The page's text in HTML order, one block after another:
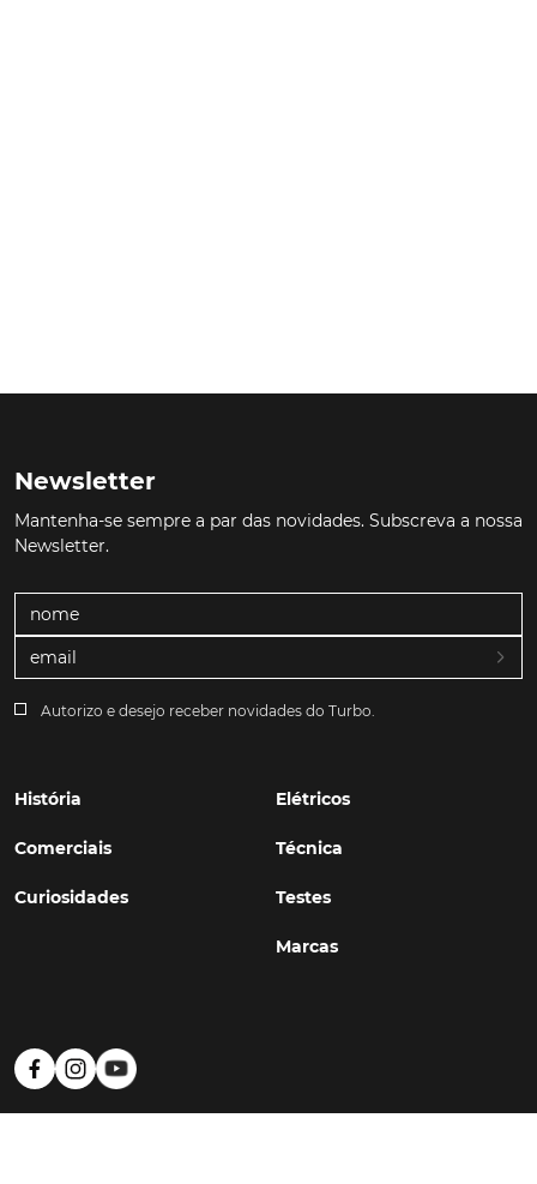
Newsletter
Mantenha-se sempre a par das novidades. Subscreva a nossa
Newsletter.
Autorizo e desejo receber novidades do Turbo.
História
Comerciais
Curiosidades
Elétricos
Técnica
Testes
Marcas